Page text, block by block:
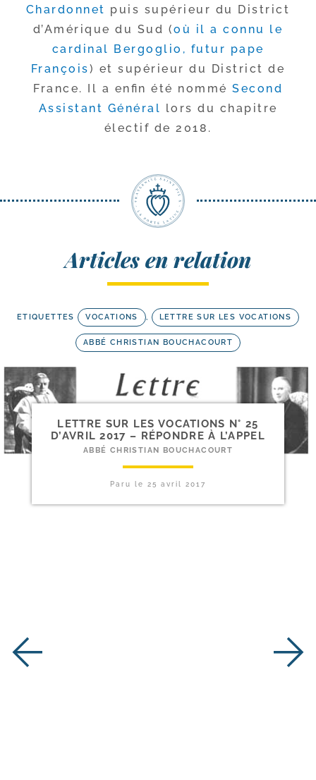
Chardonnet puis supé­rieur du District
d’Amérique du Sud (où il a connu le
car­di­nal Bergoglio, futur pape
François) et supé­rieur du District de
France. Il a enfin été nom­mé Second
Assistant Général lors du cha­pitre
élec­tif de 2018.
Articles en relation
ETIQUETTES VOCATIONS , LETTRE SUR LES VOCATIONS
ABBÉ CHRISTIAN BOUCHACOURT
LETTRE SUR LES VOCATIONS N° 25
D’AVRIL 2017 – RÉPONDRE À L’APPEL
ABBÉ CHRISTIAN BOUCHACOURT
Paru le 25 avril 2017